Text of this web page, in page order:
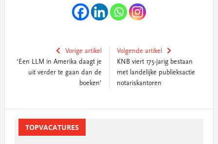
Vorige artikel
‘Een LLM in Amerika daagt je
uit verder te gaan dan de
boeken’
Volgende artikel
KNB viert 175-jarig bestaan
met landelijke publieksactie
notariskantoren
SidebarTOPVACATURES